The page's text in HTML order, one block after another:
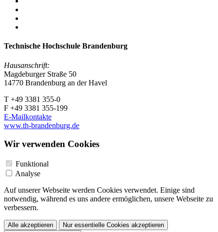
Technische Hochschule Brandenburg
Hausanschrift:
Magdeburger Straße 50
14770 Brandenburg an der Havel
T +49 3381 355-0
F +49 3381 355-199
E-Mailkontakte
www.th-brandenburg.de
Wir verwenden Cookies
Funktional
Analyse
Auf unserer Webseite werden Cookies verwendet. Einige sind
notwendig, während es uns andere ermöglichen, unsere Webseite zu
verbessern.
Alle akzeptieren
Nur essentielle Cookies akzeptieren